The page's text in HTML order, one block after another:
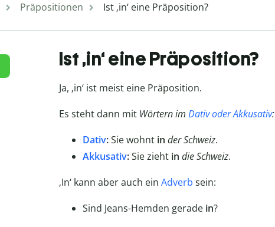
Präpositionen Ist ‚in‘ eine Präposition?
Ist ‚in‘ eine Präposition?
Ja, ‚in‘ ist meist eine Präposition.
Es steht dann mit Wörtern im Dativ oder Akkusativ:
Dativ:Sie wohnt in derSchweiz.
Akkusativ:Sie zieht in dieSchweiz.
‚In‘ kann aber auch ein Adverb sein:
Sind Jeans-Hemden gerade in?